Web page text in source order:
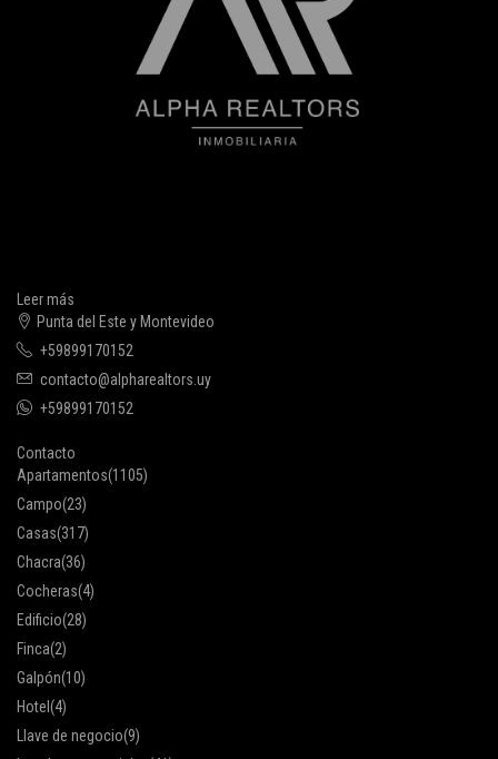
Leer más
Punta del Este y Montevideo
+59899170152
contacto@alpharealtors.uy
+59899170152
Contacto
Apartamentos(1105)
Campo(23)
Casas(317)
Chacra(36)
Cocheras(4)
Edificio(28)
Finca(2)
Galpón(10)
Hotel (4)
Llave de negocio(9)